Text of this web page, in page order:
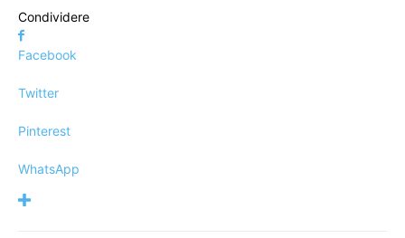
Condividere
Facebook
Twitter
Pinterest
WhatsApp